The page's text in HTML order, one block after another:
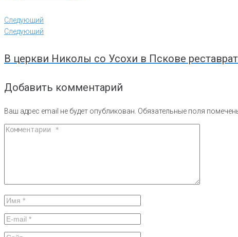
Следующий
Следующий
В церкви Николы со Усохи в Пскове
Добавить комментарий
Ваш адрес email не будет опубликован. Обязательные поля